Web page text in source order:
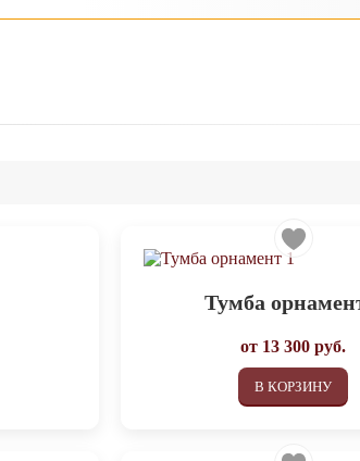
Тумба
от 13 300 руб.
В КОРЗИНУ